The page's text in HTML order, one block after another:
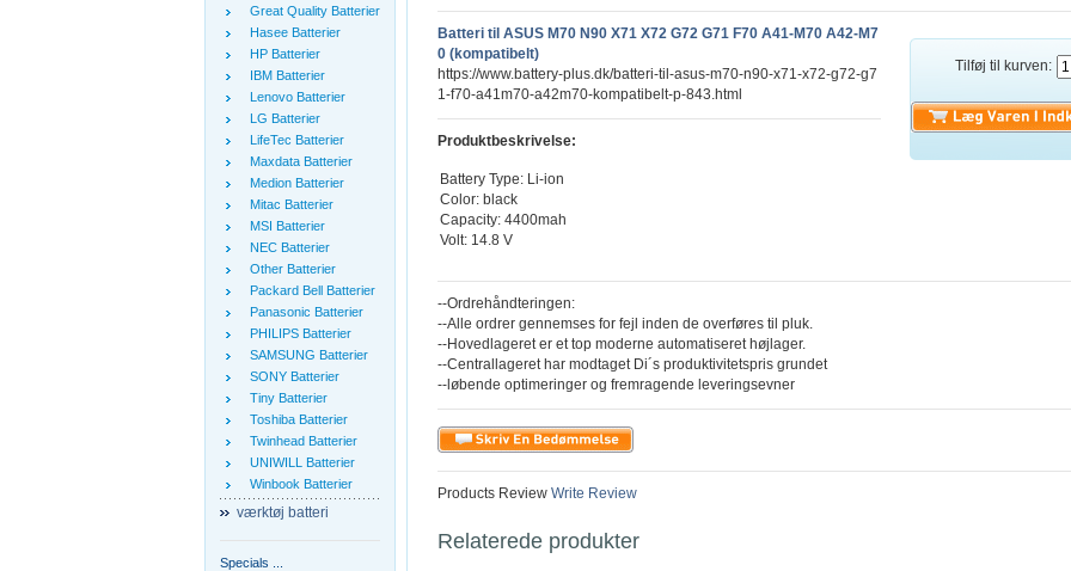
Great Quality Batterier
Hasee Batterier
HP Batterier
IBM Batterier
Lenovo Batterier
LG Batterier
LifeTec Batterier
Maxdata Batterier
Medion Batterier
Mitac Batterier
MSI Batterier
NEC Batterier
Other Batterier
Packard Bell Batterier
Panasonic Batterier
PHILIPS Batterier
SAMSUNG Batterier
SONY Batterier
Tiny Batterier
Toshiba Batterier
Twinhead Batterier
UNIWILL Batterier
Winbook Batterier
værktøj batteri
Specials ...
Tilføj til kurven:
Batteri til ASUS M70 N90 X71 X72 G72 G71 F70 A41-M70 A42-M7
0 (kompatibelt)
https://www.battery-plus.dk/batteri-til-asus-m70-n90-x71-x72-g72-g7
1-f70-a41m70-a42m70-kompatibelt-p-843.html
Produktbeskrivelse:
Battery Type: Li-ion
Color: black
Capacity: 4400mah
Volt: 14.8 V
--Ordrehåndteringen:
--Alle ordrer gennemses for fejl inden de overføres til pluk.
--Hovedlageret er et top moderne automatiseret højlager.
--Centrallageret har modtaget Di´s produktivitetspris grundet
--løbende optimeringer og fremragende leveringsevner
Products Review Write Review
Relaterede produkter